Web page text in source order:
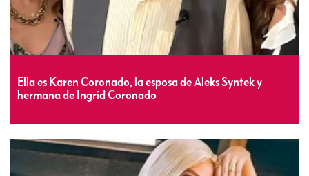
Ella es Karen Coronado, la esposa de Aleks Syntek y
hermana de Ingrid Coronado